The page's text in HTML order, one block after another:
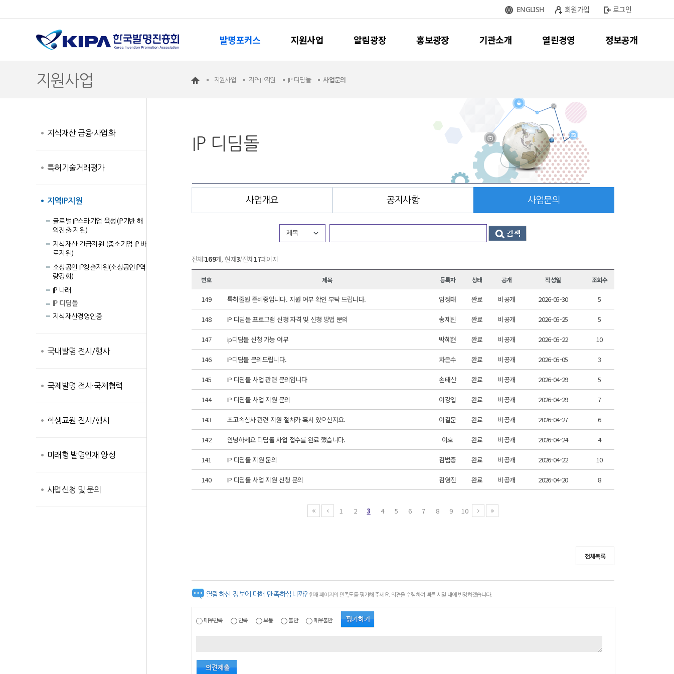
ENGLISH 회원가입 로그인
발명포커스 지원사업 알림광장 홍보광장 기관소개 열린경영 정보공개
지원사업 지원사업 지역IP지원 IP 디딤돌 사업문의
지식재산 금융·사업화
특허기술거래평가
지역IP지원
글로벌 IP스타기업 육성(IP기반 해
외진출 지원)
지식재산 긴급지원 (중소기업 IP 바
로지원)
소상공인 IP창출지원(소상공인IP역
량강화)
IP 나래
IP 디딤돌
지식재산경영인증
국내발명 전시/행사
국제발명 전시·국제협력
학생교원 전시/행사
미래형 발명인재 양성
사업신청 및 문의
IP 디딤돌
사업개요 공지사항 사업문의
제목
전체:169개, 현재3/전체17페이지
번호 제목 등록자 상태 공개 작성일 조회수
149 특허줄원 준비중입니다. 지원 여부 확인 부탁 드립니다. 임정태 완료 비공개 2026-05-30 5
148 IP 디딤돌 프로그램 신청 자격 및 신청 방법 문의 송제린 완료 비공개 2026-05-25 5
147 ip디딤돌 신청 가능 여부 박혜현 완료 비공개 2026-05-22 10
146 IP디딤돌 문의드립니다. 차은수 완료 비공개 2026-05-05 3
145 IP 디딤돌 사업 관련 문의입니다 손태산 완료 비공개 2026-04-29 5
144 IP 디딤돌 사업 지원 문의 이강엽 완료 비공개 2026-04-29 7
143 초고속심사 관련 지원 절차가 혹시 있으신지요. 이길문 완료 비공개 2026-04-27 6
142 안녕하세요 디딤돌 사업 접수를 완료 했습니다. 이호 완료 비공개 2026-04-24 4
141 IP 디딤돌 지원 문의 김범중 완료 비공개 2026-04-22 10
140 IP 디딤돌 사업 지원 신청 문의 김영진 완료 비공개 2026-04-20 8
1 2 3 4 5 6 7 8 9 10
전체목록
열람하신 정보에 대해 만족하십니까? 현재 페이지의 만족도를 평가해 주세요. 의견을 수렴하여 빠른 시일 내에 반영하겠습니다.
매우만족 만족 보통 불만 매우불만